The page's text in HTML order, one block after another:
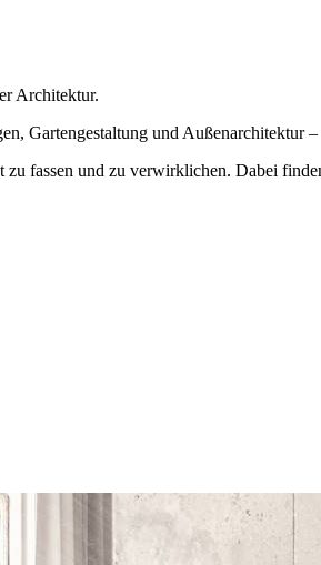
Architektur.
Gartengestaltung und Außenarchitektur
fassen und zu verwirklichen. Dabei